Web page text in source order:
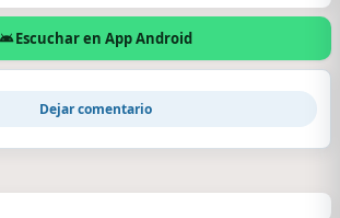
Escuchar en App Android
Dejar comentario